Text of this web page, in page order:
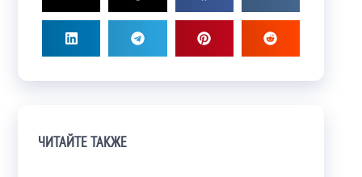
ЧИТАЙТЕ ТАКЖЕ